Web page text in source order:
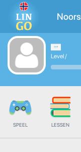
Noors
Level/
SPEEL LESSEN